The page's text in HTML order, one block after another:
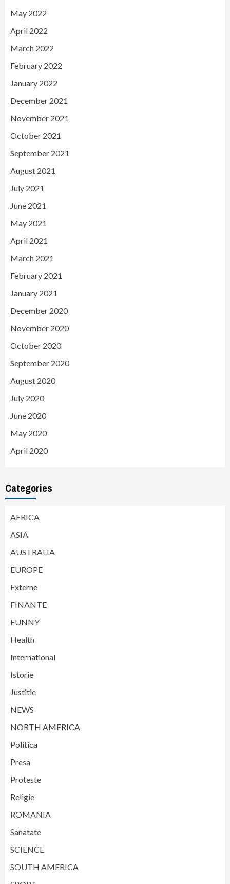
May 2022
April 2022
March 2022
February 2022
January 2022
December 2021
November 2021
October 2021
September 2021
August 2021
July 2021
June 2021
May 2021
April 2021
March 2021
February 2021
January 2021
December 2020
November 2020
October 2020
September 2020
August 2020
July 2020
June 2020
May 2020
April 2020
Categories
AFRICA
ASIA
AUSTRALIA
EUROPE
Externe
FINANTE
FUNNY
Health
International
Istorie
Justitie
NEWS
NORTH AMERICA
Politica
Presa
Proteste
Religie
ROMANIA
Sanatate
SCIENCE
SOUTH AMERICA